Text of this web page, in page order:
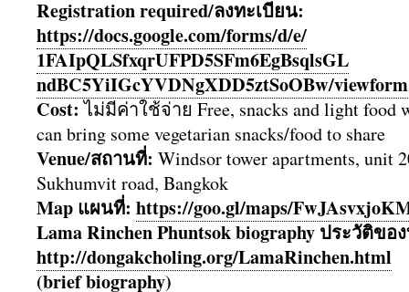
Registration required/ลงทะเบียน:
https://docs.google.com/forms/d/e/
1FAIpQLSfxqrUFPD5SFm6EgBsqlsGL
ndBC5YiIGcYVDNgXDD5ztSoOBw/
Cost: ไม่มีค่าใช้จ่าย Free, snacks and light food
can bring some vegetarian snacks/food to share
Venue/สถานที่: Windsor tower apartments, unit
Sukhumvit road, Bangkok
Map แผนที่: https://goo.gl/maps/
Lama Rinchen Phuntsok biography ประวัติ​ข
http://dongakcholing.org/LamaRinchen.html
(brief biography)